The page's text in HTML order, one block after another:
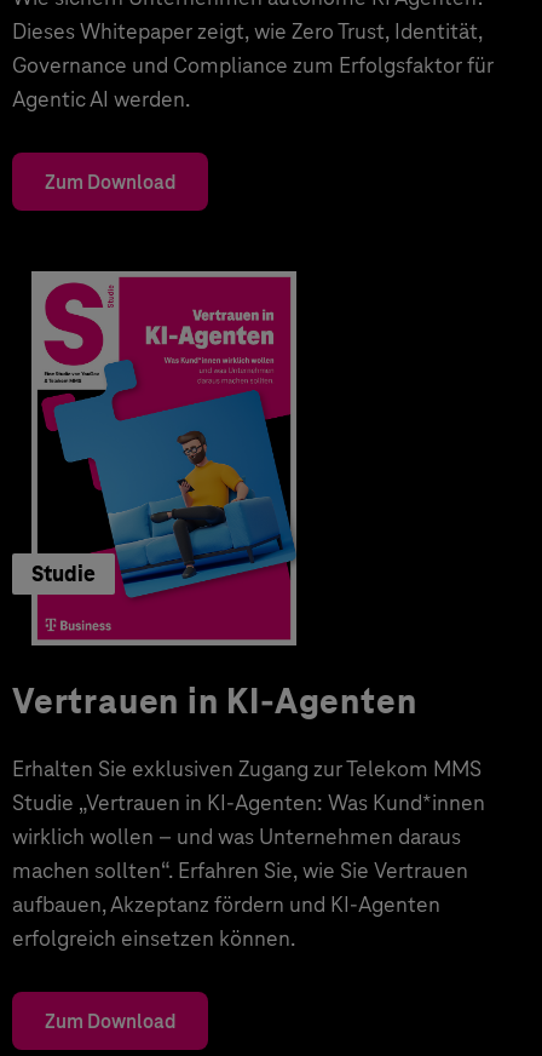
Dieses Whitepaper zeigt, wie Zero Trust, Identität,
Governance und Compliance zum Erfolgsfaktor für
Agentic AI werden.
Zum Download
Studie
Vertrauen in KI-Agenten
Erhalten Sie exklusiven Zugang zur Telekom MMS
Studie „Vertrauen in KI-Agenten: Was Kund*innen
wirklich wollen – und was Unternehmen daraus
machen sollten“. Erfahren Sie, wie Sie Vertrauen
aufbauen, Akzeptanz fördern und KI-Agenten
erfolgreich einsetzen können.
Zum Download